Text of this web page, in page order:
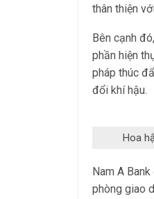
thân thiện
Bên cạnh
phần hiện
pháp thúc
đổi khí hậu.
Hoa
Nam A
phòng giao